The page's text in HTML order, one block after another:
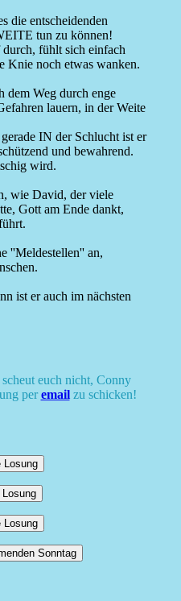
die entscheidenden
tun zu können!
fühlt sich einfach
Knie noch etwas wanken.
dem Weg durch enge
lauern, in der Weite
IN der Schlucht ist er
und bewahrend.
wird.
wie David, der viele
Gott am Ende dankt,
''Meldestellen'' an,
ist er auch im nächsten
euch nicht, Conny
peremailzu schicken!
Losung
Losung
Losung
Sonntag